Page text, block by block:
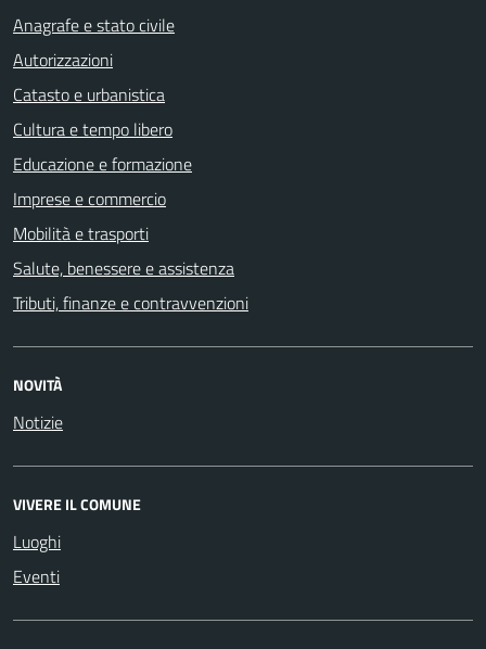
Anagrafe e stato civile
Autorizzazioni
Catasto e urbanistica
Cultura e tempo libero
Educazione e formazione
Imprese e commercio
Mobilità e trasporti
Salute, benessere e assistenza
Tributi, finanze e contravvenzioni
NOVITÀ
Notizie
VIVERE IL COMUNE
Luoghi
Eventi